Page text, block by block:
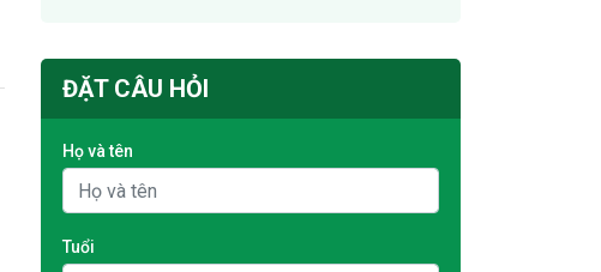
ĐẶT CÂU HỎI
Họ và tên
Tuổi